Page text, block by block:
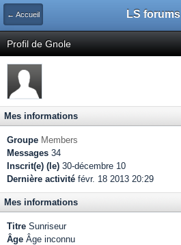
← Accueil LS forums
Profil de Gnole
Mes informations
Groupe Members
Messages 34
Inscrit(e) (le) 30-décembre 10
Dernière activité févr. 18 2013 20:29
Mes informations
Titre Sunriseur
Âge Âge inconnu